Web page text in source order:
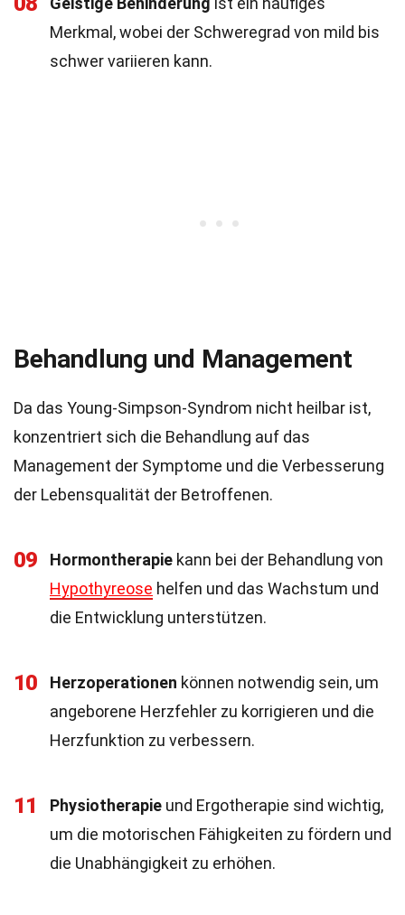
Merkmal, wobei der Schweregrad von mild bis
schwer variieren kann.
Behandlung und Management
Da das Young-Simpson-Syndrom nicht heilbar ist,
konzentriert sich die Behandlung auf das
Management der Symptome und die Verbesserung
der Lebensqualität der Betroffenen.
09 Hormontherapie kann bei der Behandlung von
Hypothyreose helfen und das Wachstum und
die Entwicklung unterstützen.
10 Herzoperationen können notwendig sein, um
angeborene Herzfehler zu korrigieren und die
Herzfunktion zu verbessern.
11 Physiotherapie und Ergotherapie sind wichtig,
um die motorischen Fähigkeiten zu fördern und
die Unabhängigkeit zu erhöhen.